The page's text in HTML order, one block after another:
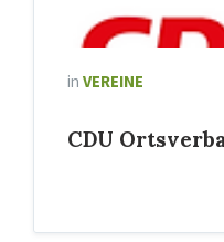
in VEREINE
CDU